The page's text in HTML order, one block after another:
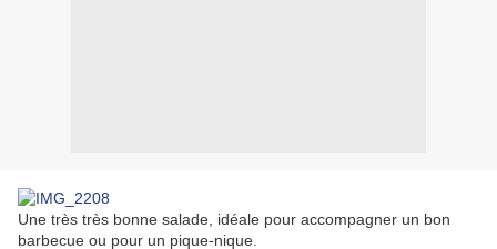
Une très très bonne salade, idéale pour accompagner un bon
barbecue ou pour un pique-nique.